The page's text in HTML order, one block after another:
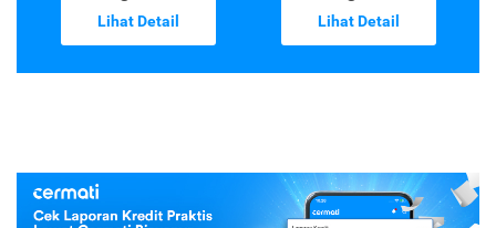
Lihat Detail Lihat Detail